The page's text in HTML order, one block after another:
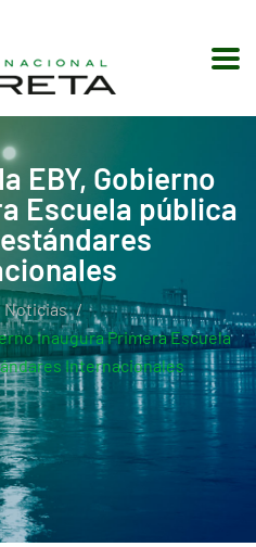
EBY, Gobierno
Escuela pública
Noticias
Inaugura Primera Escuela
Internacionales